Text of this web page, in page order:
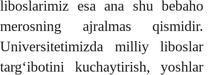
liboslarimiz esa ana shu bebaho
merosning ajralmas qismidir.
Universitetimizda milliy liboslar
targ‘ibotini kuchaytirish, yoshlar